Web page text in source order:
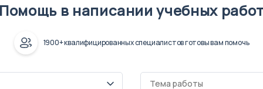
в написании учебных работ
1900+ квалифицированных специалистов готовы вам помочь